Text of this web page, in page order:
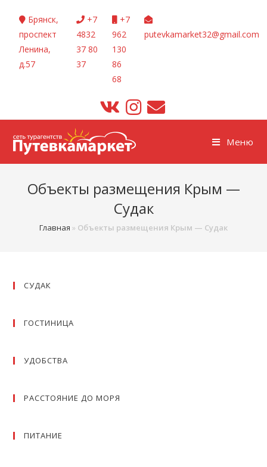
Перейти
содержимому
Брянск,
проспект
Ленина,
д.57
+7
4832
37 80
37
+7
962
130
86
68
putevkamarket32@gmail.com
Меню
Объекты размещения Крым —
Судак
Главная » Объекты размещения Крым — Судак
СУДАК
ГОСТИНИЦА
УДОБСТВА
РАССТОЯНИЕ ДО МОРЯ
ПИТАНИЕ